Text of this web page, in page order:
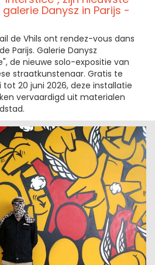
Danysz in Parijs -
de Vhils ont rendez-vous dans
Parijs. Galerie Danysz
de nieuwe solo-expositie van
straatkunstenaar. Gratis te
20 juni 2026, deze installatie
vervaardigd uit materialen